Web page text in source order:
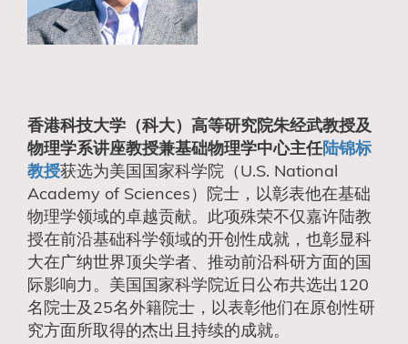
香港科技大学（科大）高等研究院朱经武教授及
物理学系讲座教授兼基础物理学中心主任陆锦标
教授获选为美国国家科学院（U.S. National
Academy of Sciences）院士，以彰表他在基础
物理学领域的卓越贡献。此项殊荣不仅嘉许陆教
授在前沿基础科学领域的开创性成就，也彰显科
大在广纳世界顶尖学者、推动前沿科研方面的国
际影响力。美国国家科学院近日公布共选出120
名院士及25名外籍院士，以表彰他们在原创性研
究方面所取得的杰出且持续的成就。